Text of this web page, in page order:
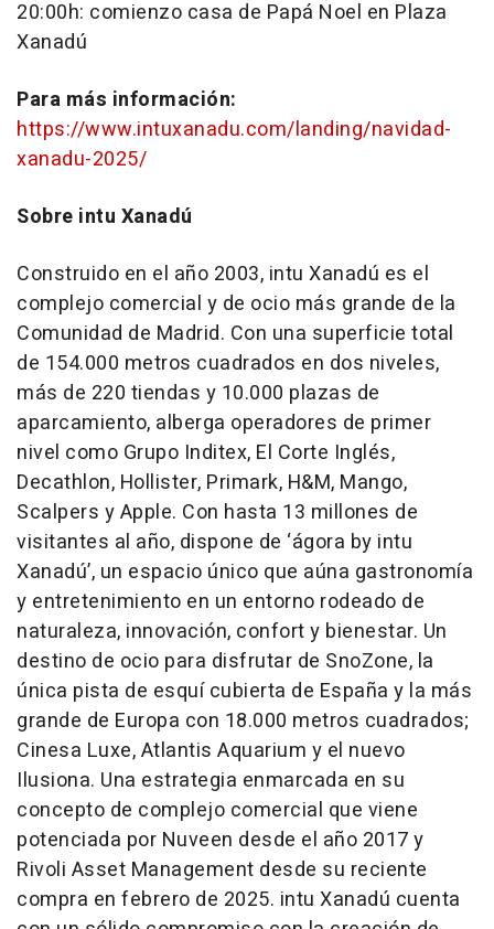
20:00h: comienzo casa de Papá Noel en Plaza
Xanadú
Para más información:
https://www.intuxanadu.com/landing/navidad-
xanadu-2025/
Sobre intu Xanadú
Construido en el año 2003, intu Xanadú es el
complejo comercial y de ocio más grande de la
Comunidad de Madrid. Con una superficie total
de 154.000 metros cuadrados en dos niveles,
más de 220 tiendas y 10.000 plazas de
aparcamiento, alberga operadores de primer
nivel como Grupo Inditex, El Corte Inglés,
Decathlon, Hollister, Primark, H&M, Mango,
Scalpers y Apple. Con hasta 13 millones de
visitantes al año, dispone de ‘ágora by intu
Xanadú’, un espacio único que aúna gastronomía
y entretenimiento en un entorno rodeado de
naturaleza, innovación, confort y bienestar. Un
destino de ocio para disfrutar de SnoZone, la
única pista de esquí cubierta de España y la más
grande de Europa con 18.000 metros cuadrados;
Cinesa Luxe, Atlantis Aquarium y el nuevo
Ilusiona. Una estrategia enmarcada en su
concepto de complejo comercial que viene
potenciada por Nuveen desde el año 2017 y
Rivoli Asset Management desde su reciente
compra en febrero de 2025. intu Xanadú cuenta